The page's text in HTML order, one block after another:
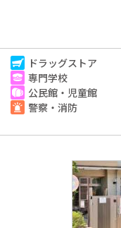
ドラッグストア
専門学校
公民館・児童館
警察・消防